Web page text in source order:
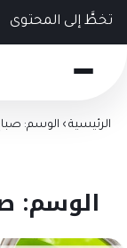
تخطَّ إلى المحتوى
شركة
الرئيسية › الوسم:
الوسم: